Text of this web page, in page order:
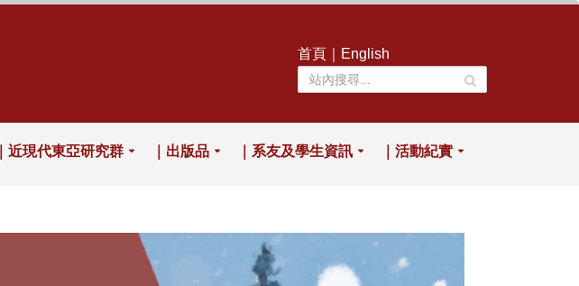
首頁 English
｜近現代東亞研究群 ｜出版品 ｜系友及學生資訊 ｜活動紀實